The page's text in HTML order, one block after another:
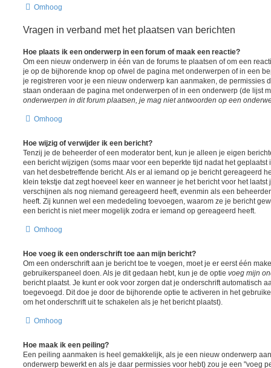
Omhoog
Vragen in verband met het plaatsen van berichten
Hoe plaats ik een onderwerp in een forum of maak een reactie?
Om een nieuw onderwerp in één van de forums te plaatsen of om een
je op de bijhorende knop op ofwel de pagina met onderwerpen of in een
je registreren voor je een nieuw onderwerp kan aanmaken, de permissies
staan onderaan de pagina met onderwerpen of in een onderwerp (de lijst
onderwerpen in dit forum plaatsen, je mag niet antwoorden op een
Omhoog
Hoe wijzig of verwijder ik een bericht?
Tenzij je de beheerder of een moderator bent, kun je alleen je eigen
een bericht wijzigen (soms maar voor een beperkte tijd nadat het
van het desbetreffende bericht. Als er al iemand op je bericht gereageerd
klein tekstje dat zegt hoeveel keer en wanneer je het bericht voor het
verschijnen als nog niemand gereageerd heeft, evenmin als een
heeft. Zij kunnen wel een mededeling toevoegen, waarom ze je bericht
een bericht is niet meer mogelijk zodra er iemand op gereageerd heeft.
Omhoog
Hoe voeg ik een onderschrift toe aan mijn bericht?
Om een onderschrift aan je bericht toe te voegen, moet je er eerst één
gebruikerspaneel doen. Als je dit gedaan hebt, kun je de optie voeg mijn
bericht plaatst. Je kunt er ook voor zorgen dat je onderschrift automatisch
toegevoegd. Dit doe je door de bijhorende optie te activeren in het
om het onderschrift uit te schakelen als je het bericht plaatst).
Omhoog
Hoe maak ik een peiling?
Een peiling aanmaken is heel gemakkelijk, als je een nieuw onderwerp
onderwerp bewerkt en als je daar permissies voor hebt) zou je een "voeg